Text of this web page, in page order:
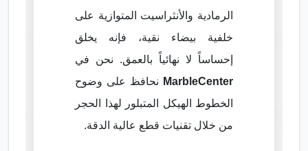
الرمادية والأنثراسيت المتوازية على
خلفية بيضاء نقية، فإنه يخلق
إحساساً لا نهائياً بالعمق. نحن في
MarbleCenter نحافظ على وضوح
الخطوط الهيكل المتبلور لهذا الحجر
من خلال تقنيات قطع عالية الدقة.